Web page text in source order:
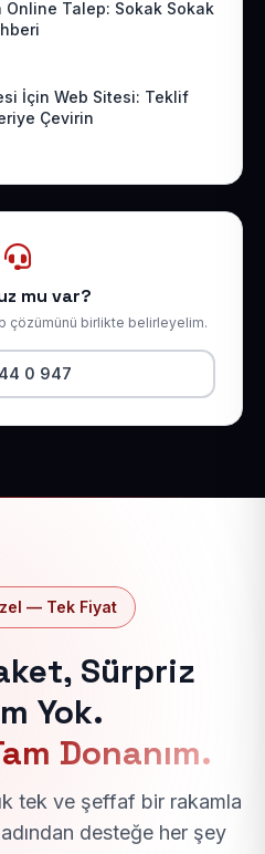
Online Talep: Sokak Sokak
İçin Web Sitesi: Teklif
Çevirin
mu var?
çözümünü birlikte belirleyelim.
0 947
— Tek Fiyat
Sürpriz
Yok.
Donanım.
tek ve şeffaf bir rakamla
desteğe her şey